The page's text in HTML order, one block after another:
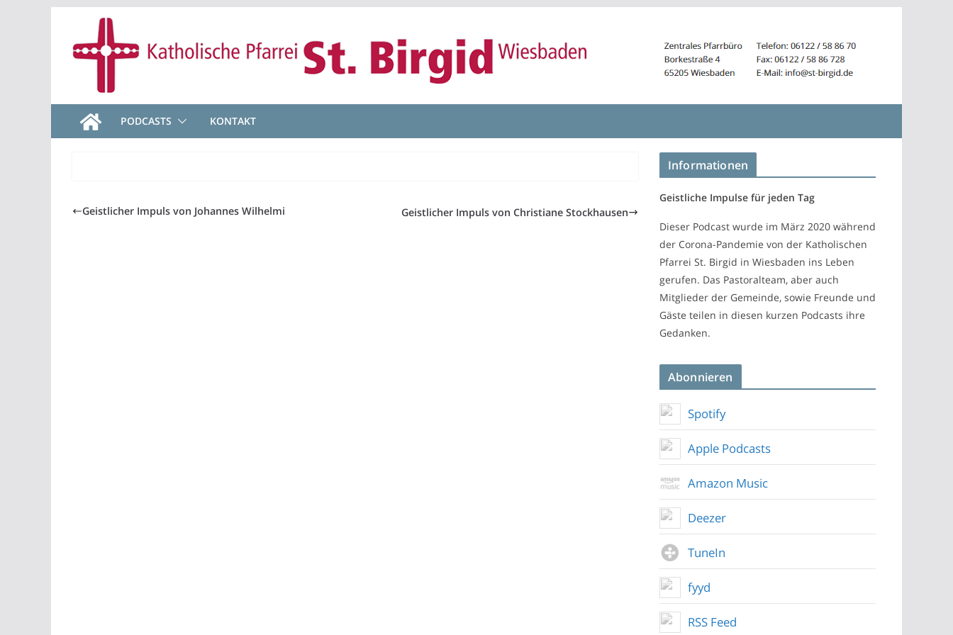
springen
PODCASTS KONTAKT
Geistlicher Impuls von Johannes Wilhelmi Geistlicher Impuls von Christiane Stockhausen
Informationen
Geistliche Impulse für jeden Tag
Dieser Podcast wurde im März 2020 während
der Corona-Pandemie von der Katholischen
Pfarrei St. Birgid in Wiesbaden ins Leben
gerufen. Das Pastoralteam, aber auch
Mitglieder der Gemeinde, sowie Freunde und
Gäste teilen in diesen kurzen Podcasts ihre
Gedanken.
Abonnieren
Spotify
Apple Podcasts
Amazon Music
Deezer
TuneIn
fyyd
RSS Feed